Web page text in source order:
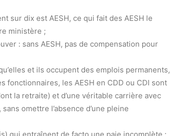
sur dix est AESH, ce qui fait des AESH le
ministère ;
: sans AESH, pas de compensation pour
et ils occupent des emplois permanents,
les AESH en CDD ou CDI sont
la retraite) et d’une véritable carrière avec
omettre l’absence d’une pleine